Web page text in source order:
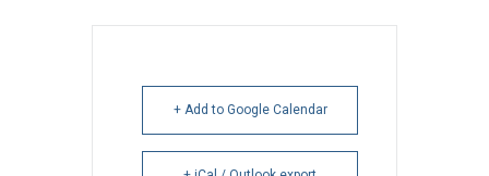
+ Add to Google Calendar